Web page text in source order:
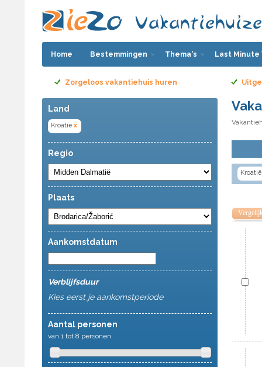
Home Bestemmingen Thema's Last Minute
Zorgeloos vakantiehuis huren
Land
Kroatië x
Regio
Plaats
Aankomstdatum
Verblijfsduur
Kies eerst je aankomstperiode
Aantal personen
van 1 tot 8 personen
Kroatië